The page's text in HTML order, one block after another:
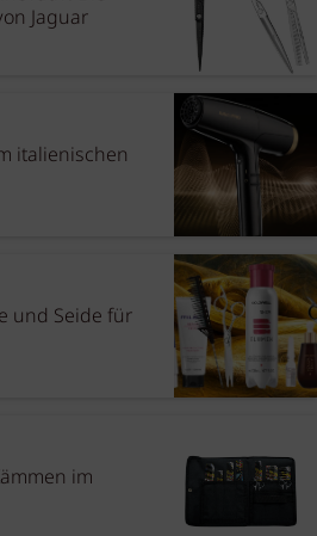
Jaguar
italienischen
und Seide für
im